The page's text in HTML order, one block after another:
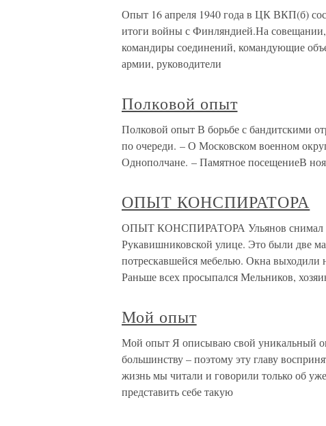
Опыт 16 апреля 1940 года в ЦК ВКП(б)
итоги войны с Финляндией.На
командиры соединений, командующие
армии, руководители
Полковой опыт
Полковой опыт В борьбе с бандитскими
по очереди. – О Московском военном
Однополчане. – Памятное посещениеВ
ОПЫТ КОНСПИРАТОРА
ОПЫТ КОНСПИРАТОРА Ульянов снимал
Рукавишниковской улице. Это были две
потрескавшейся мебелью. Окна выходили
Раньше всех просыпался Мельников,
Мой опыт
Мой опыт Я описываю свой уникальный
большинству – поэтому эту главу
жизнь мы читали и говорили только об
представить себе такую